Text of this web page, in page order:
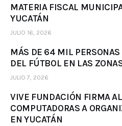
MATERIA FISCAL
YUCATÁN
JULIO 16, 2026
MÁS DE 64 MIL
DEL FÚTBOL EN LAS
JULIO 7, 2026
VIVE FUNDACIÓN FIRMA
COMPUTADORAS A
EN YUCATÁN